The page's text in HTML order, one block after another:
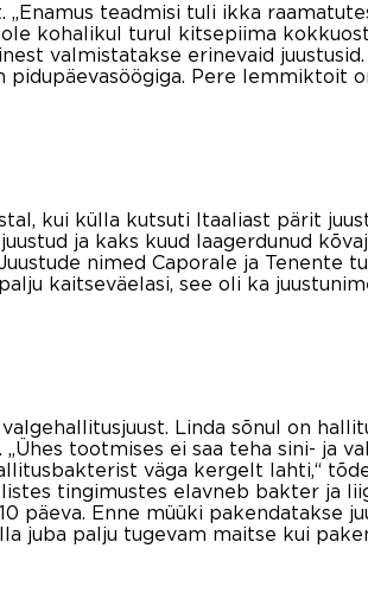
teadmisi tuli ikka
kohalikul turul kitsepiima
valmistatakse erinevaid
pidupäevasöögiga. Pere lemmiktoit
kui külla kutsuti Itaaliast pärit
ja kaks kuud laagerdunud
nimed Caporale ja Tenente
kaitseväelasi, see oli ka
Linda sõnul on
tootmises ei saa teha sini- ja
väga kergelt lahti,“
tingimustes elavneb bakter ja
päeva. Enne müüki pakendatakse
juba palju tugevam maitse kui